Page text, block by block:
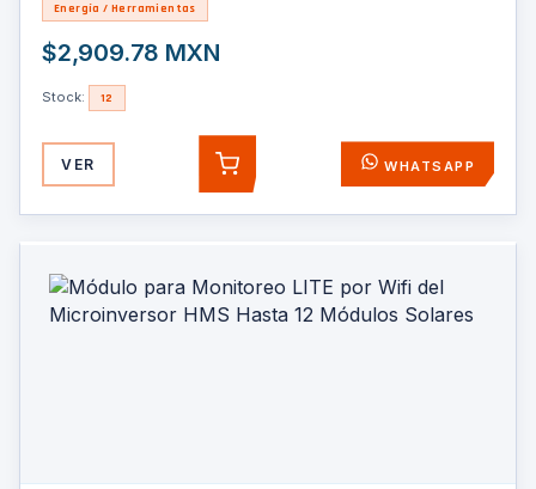
Energía / Herramientas
$2,909.78 MXN
Stock: 12
VER AGREGAR WHATSAPP